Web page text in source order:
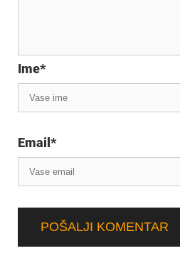
Ime*
Email *